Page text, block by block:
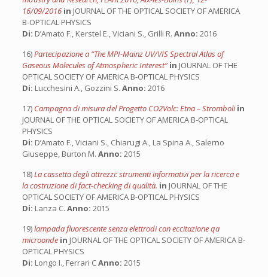
16/09/2016 in JOURNAL OF THE OPTICAL SOCIETY OF AMERICA
B-OPTICAL PHYSICS
Di: D’Amato F., Kerstel E., Viciani S., Grilli R. Anno: 2016
16)Partecipazione a “The MPI-Mainz UV/VIS Spectral Atlas of
Gaseous Molecules of Atmospheric Interest”in JOURNAL OF THE
OPTICAL SOCIETY OF AMERICA B-OPTICAL PHYSICS
Di: Lucchesini A., Gozzini S. Anno: 2016
17) Campagna di misura del Progetto CO2Volc: Etna – Stromboliin
JOURNAL OF THE OPTICAL SOCIETY OF AMERICA B-OPTICAL
PHYSICS
Di: D’Amato F., Viciani S., Chiarugi A., La Spina A., Salerno
Giuseppe, Burton M. Anno: 2015
18)La cassetta degli attrezzi: strumenti informativi per la ricerca e
la costruzione di fact-checking di qualità. in JOURNAL OF THE
OPTICAL SOCIETY OF AMERICA B-OPTICAL PHYSICS
Di: Lanza C. Anno: 2015
19)lampada fluorescente senza elettrodi con eccitazione qa
microonde in JOURNAL OF THE OPTICAL SOCIETY OF AMERICA B-
OPTICAL PHYSICS
Di: Longo I., Ferrari CAnno: 2015